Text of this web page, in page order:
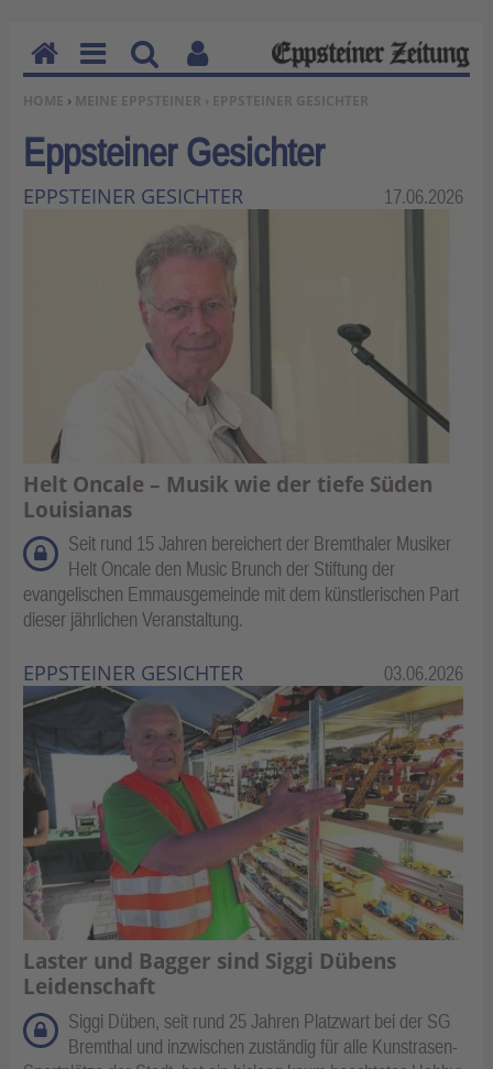
SIE BEFINDEN SICH HIER:
HOME › MEINE EPPSTEINER › EPPSTEINER GESICHTER
Eppsteiner Gesichter
17.06.2026
Kategorie:
EPPSTEINER GESICHTER
Helt Oncale – Musik wie der tiefe Süden
Louisianas
Seit rund 15 Jahren bereichert der Brem­thaler Musiker
Helt Oncale den Music Brunch der Stiftung der
evangelischen Emmausgemeinde mit dem künstlerischen Part
dieser jährlichen Veranstaltung.
03.06.2026
Kategorie:
EPPSTEINER GESICHTER
Laster und Bagger sind Siggi Dübens
Leidenschaft
Siggi Düben, seit rund 25 Jahren Platzwart bei der SG
Bremthal und inzwischen zuständig für alle Kunstrasen-
H
o
m
e
M
en
u
Su
ch
en
Be
nu
tz
erf
un
kti
on